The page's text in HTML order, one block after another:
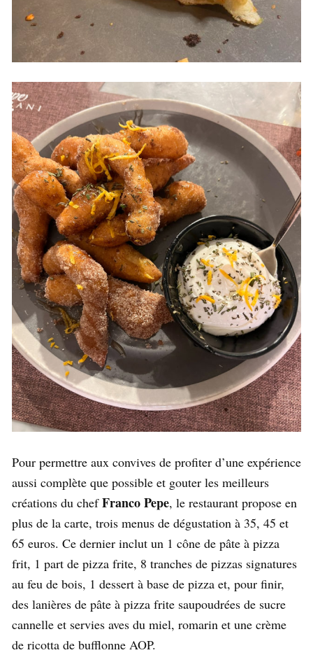
Pour permettre aux convives de profiter d’une expérience
aussi complète que possible et gouter les meilleurs
créations du chefFranco Pepe, le restaurant propose en
plus de la carte, trois menus de dégustation à 35, 45 et
65 euros. Ce dernier inclut un 1 cône de pâte à pizza
frit, 1 part de pizza frite, 8 tranches de pizzas signatures
au feu de bois, 1 dessert à base de pizza et, pour finir,
des lanières de pâte à pizza frite saupoudrées de sucre
cannelle et servies aves du miel, romarin et une crème
de ricotta de bufflonne AOP.